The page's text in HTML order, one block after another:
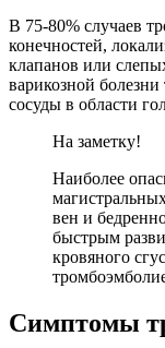
В 75-80% случаев
конечностей,
клапанов или
варикозной
сосуды в области
На заметку!
Наиболее
вен и
быстрым
кровяного
Симптомы